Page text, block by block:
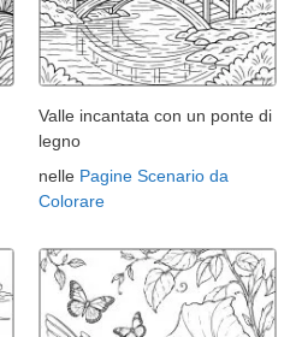
Valle incantata con un ponte di
legno
nelle Pagine Scenario da
Colorare